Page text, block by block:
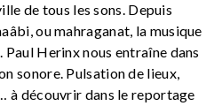
de tous les sons. Depuis
ou mahraganat, la musique
Herinx nous entraîne dans
sonore. Pulsation de lieux,
à découvrir dans le reportage